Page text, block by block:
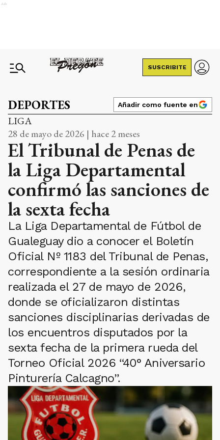
Ads
SUSCRIBITE
DEPORTES Añadir como fuente en
LIGA
28 de mayo de 2026 | hace 2 meses
El Tribunal de Penas de
la Liga Departamental
confirmó las sanciones de
la sexta fecha
La Liga Departamental de Fútbol de
Gualeguay dio a conocer el Boletín
Oficial Nº 1183 del Tribunal de Penas,
correspondiente a la sesión ordinaria
realizada el 27 de mayo de 2026,
donde se oficializaron distintas
sanciones disciplinarias derivadas de
los encuentros disputados por la
sexta fecha de la primera rueda del
Torneo Oficial 2026 “40° Aniversario
Pinturería Calcagno”.